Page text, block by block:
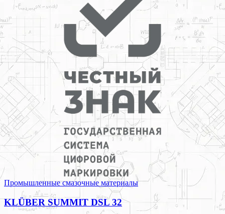
Промышленные смазочные материалы
KLÜBER SUMMIT DSL 32